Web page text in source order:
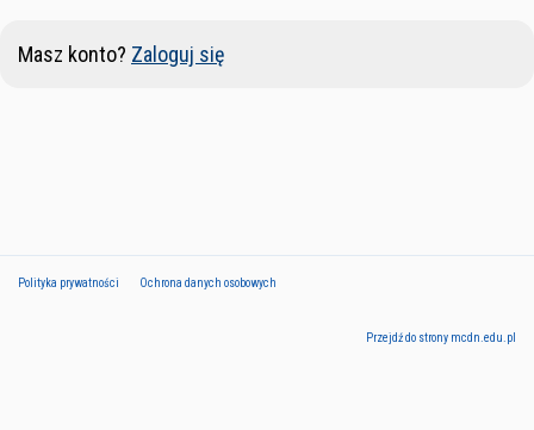
Masz konto? Zaloguj się
Polityka prywatności Ochrona danych osobowych
Przejdź do strony mcdn.edu.pl